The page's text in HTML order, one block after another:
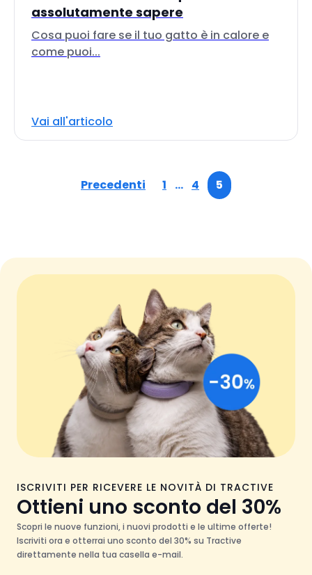
assolutamente sapere
Cosa puoi fare se il tuo gatto è in calore e
come puoi...
Vai all'articolo
Precedenti 1 … 4 5
ISCRIVITI PER RICEVERE LE NOVITÀ DI TRACTIVE
Ottieni uno sconto del 30%
Scopri le nuove funzioni, i nuovi prodotti e le ultime offerte!
Iscriviti ora e otterrai uno sconto del 30% su Tractive
direttamente nella tua casella e-mail.